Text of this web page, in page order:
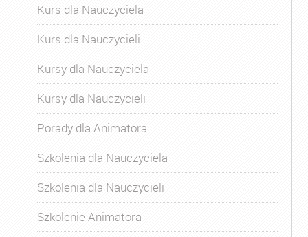
Kurs dla Nauczyciela
Kurs dla Nauczycieli
Kursy dla Nauczyciela
Kursy dla Nauczycieli
Porady dla Animatora
Szkolenia dla Nauczyciela
Szkolenia dla Nauczycieli
Szkolenie Animatora